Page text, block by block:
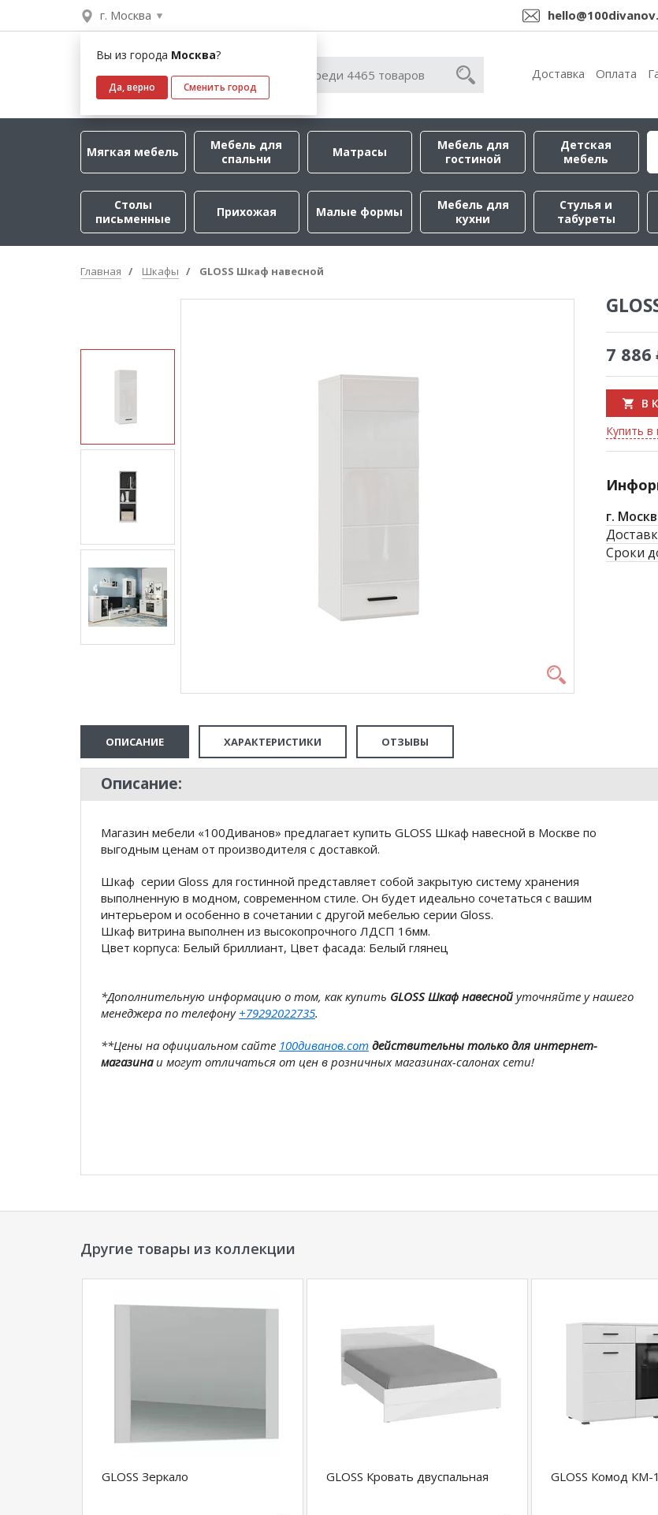
г. Москва
Вы из города Москва?
Да, верно Сменить город
Доставка Оплата
Мягкая мебель
Мебель для
спальни
Матрасы
Мебель для
гостиной
Детская
мебель
Столы
письменные
Прихожая Малые формы
Мебель для
кухни
Стулья и
табуреты
Главная Шкафы GLOSS Шкаф навесной
7 886
В
Купить в
г.
Сроки
ОПИСАНИЕ ХАРАКТЕРИСТИКИ ОТЗЫВЫ
Описание:
Магазин мебели «100Диванов» предлагает купить GLOSS Шкаф навесной в Москве по
выгодным ценам от производителя с доставкой.
Шкаф серии Gloss для гостинной представляет собой закрытую систему хранения
выполненную в модном, современном стиле. Он будет идеально сочетаться с вашим
интерьером и особенно в сочетании с другой мебелью серии Gloss.
Шкаф витрина выполнен из высокопрочного ЛДСП 16мм.
Цвет корпуса: Белый бриллиант, Цвет фасада: Белый глянец
*Дополнительную информацию о том, как купить GLOSS Шкаф навесной уточняйте у нашего
менеджера по телефону +79292022735.
**Цены на официальном сайте 100диванов.com действительны только для интернет-
магазинаи могут отличаться от цен в розничных магазинах-салонах сети!
Другие товары из коллекции
GLOSS Зеркало GLOSS Кровать двуспальная GLOSS Комод КМ-